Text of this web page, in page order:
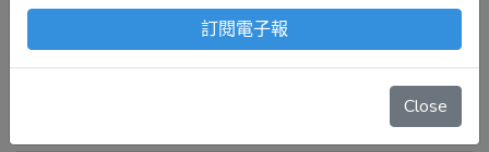
取，沒有算到疫情影響、例行休館日、國定假日、移師外地
】，看看其他活動。
訂閱電子報
Close